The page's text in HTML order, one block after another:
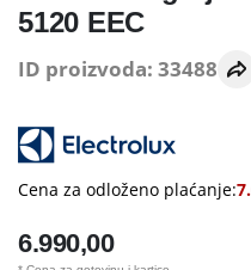
5120 EEC
ID proizvoda: 33488
Cena za odloženo plaćanje:
6.990,00